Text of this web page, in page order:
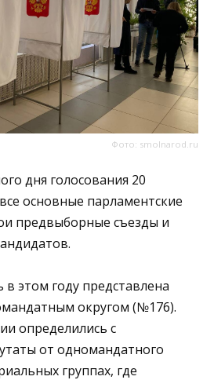
Фото: smolnarod.ru
дня голосования 20
основные парламентские
предвыборные съезды и
в этом году представлена
округом (№176).
определились с
от одномандатного
группах, где